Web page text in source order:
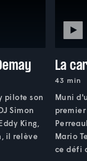
pilote son
Simon
King,
il relève
La
43 min
Muni
Mario
ce défi